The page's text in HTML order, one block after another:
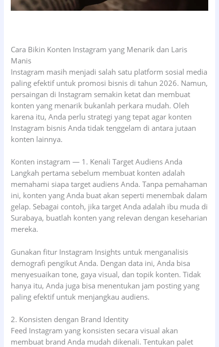
Cara Bikin Konten Instagram yang Menarik dan Laris
Manis
Instagram masih menjadi salah satu platform sosial media
paling efektif untuk promosi bisnis di tahun 2026. Namun,
persaingan di Instagram semakin ketat dan membuat
konten yang menarik bukanlah perkara mudah. Oleh
karena itu, Anda perlu strategi yang tepat agar konten
Instagram bisnis Anda tidak tenggelam di antara jutaan
konten lainnya.
Konten instagram — 1. Kenali Target Audiens Anda
Langkah pertama sebelum membuat konten adalah
memahami siapa target audiens Anda. Tanpa pemahaman
ini, konten yang Anda buat akan seperti menembak dalam
gelap. Sebagai contoh, jika target Anda adalah ibu muda di
Surabaya, buatlah konten yang relevan dengan keseharian
mereka.
Gunakan fitur Instagram Insights untuk menganalisis
demografi pengikut Anda. Dengan data ini, Anda bisa
menyesuaikan tone, gaya visual, dan topik konten. Tidak
hanya itu, Anda juga bisa menentukan jam posting yang
paling efektif untuk menjangkau audiens.
2. Konsisten dengan Brand Identity
Feed Instagram yang konsisten secara visual akan
membuat brand Anda mudah dikenali. Tentukan palet